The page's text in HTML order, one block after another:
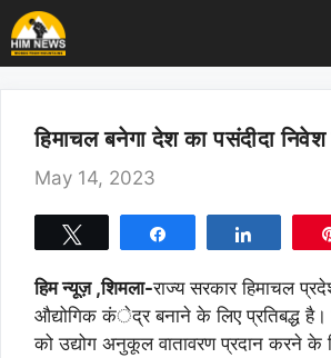
Skip
to
content
हिमाचल बनेगा देश का पसंदीदा
May 14, 2023
हिम न्यूज़ ,शिमला-राज्य सरकार हिमाचल
औद्योगिक कंेद्र बनाने के लिए प्रतिबद्ध है।
को उद्योग अनुकूल वातावरण प्रदान करने के